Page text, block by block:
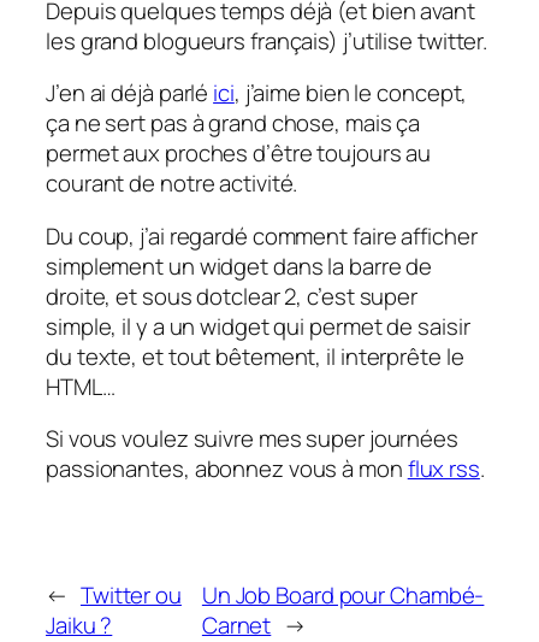
Depuis quelques temps déjà (et bien avant
les grand blogueurs français) j’utilise twitter.
J’en ai déjà parlé ici, j’aime bien le concept,
ça ne sert pas à grand chose, mais ça
permet aux proches d’être toujours au
courant de notre activité.
Du coup, j’ai regardé comment faire afficher
simplement un widget dans la barre de
droite, et sous dotclear 2, c’est super
simple, il y a un widget qui permet de saisir
du texte, et tout bêtement, il interprête le
HTML…
Si vous voulez suivre mes super journées
passionantes, abonnez vous à monflux rss.
← Twitter ou
Jaiku ?
Un Job Board pour Chambé-
Carnet →